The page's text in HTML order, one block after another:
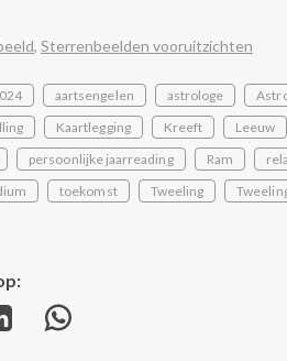
, Sterrenbeelden vooruitzichten
aartsengelen astrologe
Kaartlegging Kreeft Leeuw
persoonlijke jaarreading Ram
toekomst Tweeling
Share